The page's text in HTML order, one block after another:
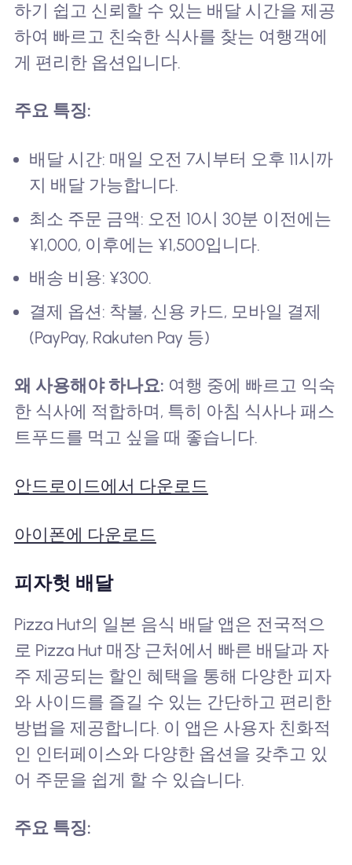
하기 쉽고 신뢰할 수 있는 배달 시간을 제공
하여 빠르고 친숙한 식사를 찾는 여행객에
게 편리한 옵션입니다.
주요 특징:
배달 시간: 매일 오전 7시부터 오후 11시까
지 배달 가능합니다.
최소 주문 금액: 오전 10시 30분 이전에는
¥1,000, 이후에는 ¥1,500입니다.
배송 비용: ¥300.
결제 옵션: 착불, 신용 카드, 모바일 결제
(PayPay, Rakuten Pay 등)
왜 사용해야 하나요: 여행 중에 빠르고 익숙
한 식사에 적합하며, 특히 아침 식사나 패스
트푸드를 먹고 싶을 때 좋습니다.
안드로이드에서 다운로드
아이폰에 다운로드
피자헛 배달
Pizza Hut의 일본 음식 배달 앱은 전국적으
로 Pizza Hut 매장 근처에서 빠른 배달과 자
주 제공되는 할인 혜택을 통해 다양한 피자
와 사이드를 즐길 수 있는 간단하고 편리한
방법을 제공합니다. 이 앱은 사용자 친화적
인 인터페이스와 다양한 옵션을 갖추고 있
어 주문을 쉽게 할 수 있습니다.
주요 특징: